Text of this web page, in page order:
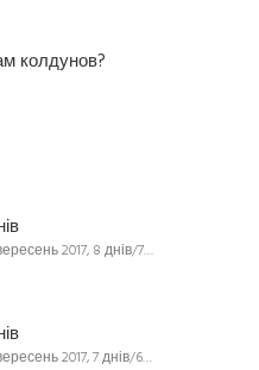
колдунов?
2017, 8 днів/7…
2017, 7 днів/6…